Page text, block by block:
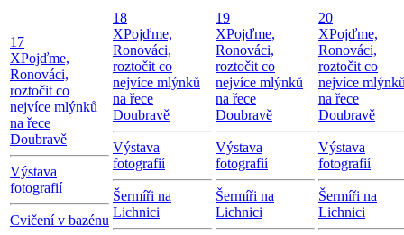
17
XPojďme,
Ronováci,
roztočit co
nejvíce mlýnků
na řece
Doubravě
Výstava
fotografií
Cvičení v bazénu
18
XPojďme,
Ronováci,
roztočit co
nejvíce mlýnků
na řece
Doubravě
Výstava
fotografií
Šermíři na
Lichnici
19
XPojďme,
Ronováci,
roztočit co
nejvíce mlýnků
na řece
Doubravě
Výstava
fotografií
Šermíři na
Lichnici
20
XPojďme,
Ronováci,
roztočit co
nejvíce
na řece
Doubravě
Výstava
fotografií
Šermíři na
Lichnici